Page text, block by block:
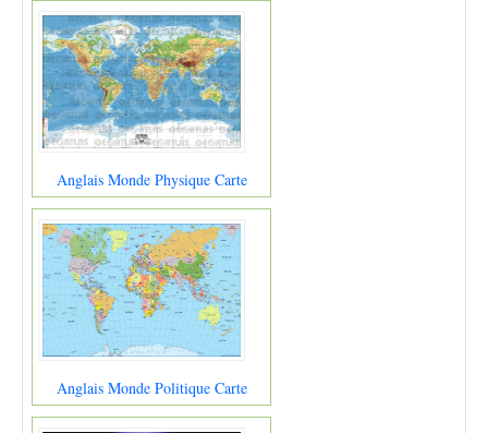
Anglais Monde Physique Carte
Anglais Monde Politique Carte